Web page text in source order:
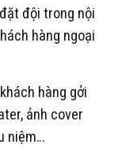
đội trong nội
hàng ngoại
hàng gởi
ảnh cover
niệm…